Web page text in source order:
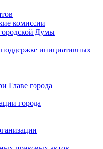
комиссии
Думы
инициативных
Главе города
города